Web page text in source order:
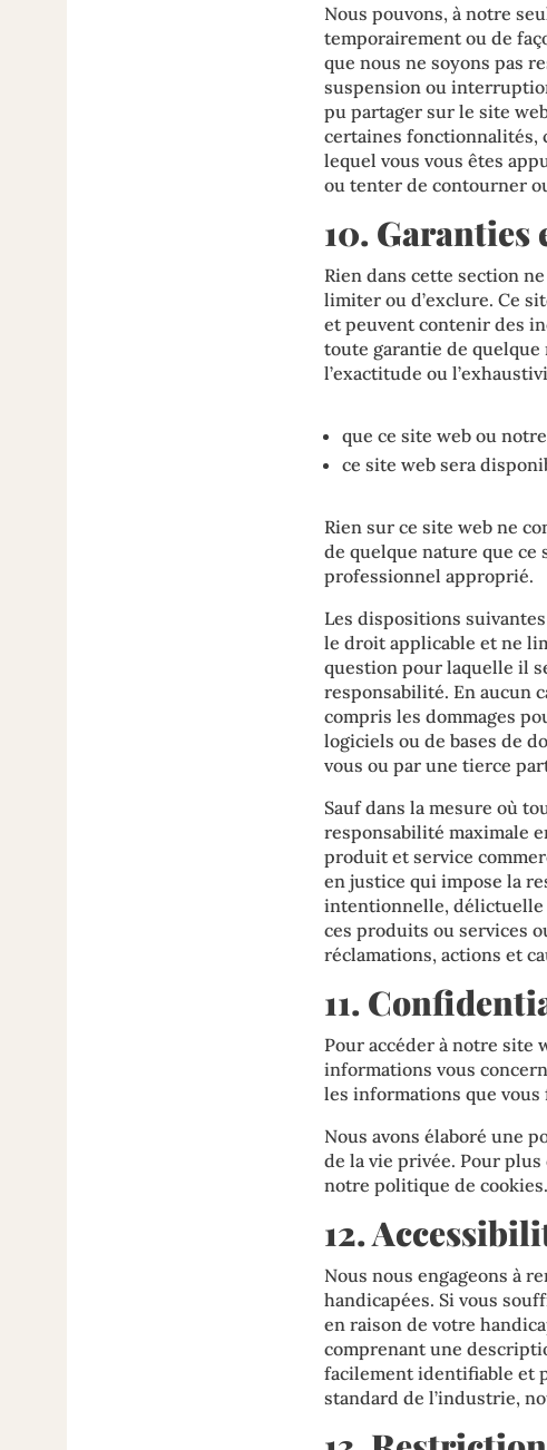
Nous pouvons, à notre
temporairement ou de
que nous ne soyons pas
suspension ou
pu partager sur le site
certaines fonctionnalités,
lequel vous vous êtes
ou tenter de contourner
10.
Rien dans cette section
limiter ou d’exclure. Ce
et peuvent contenir des
toute garantie de
l’exactitude ou
que ce site web ou
ce site web sera
Rien sur ce site web ne
de quelque nature que ce
professionnel approprié.
Les dispositions
le droit applicable et ne
question pour laquelle il
responsabilité. En aucun
compris les dommages
logiciels ou de bases de
vous ou par une tierce
Sauf dans la mesure où
responsabilité maximale
produit et service
en justice qui impose la
intentionnelle, délictuelle
ces produits ou services
réclamations, actions et
11.
Pour accéder à notre site
informations vous
les informations que
Nous avons élaboré une
de la vie privée. Pour
notre politique de cookies.
12.
Nous nous engageons à
handicapées. Si vous
en raison de votre
comprenant une
facilement identifiable et
standard de l’industrie,